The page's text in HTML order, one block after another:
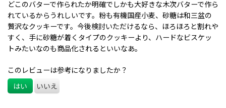
どこのバターで作られたか明確でしかも大好きな木次バターで作ら
れているからうれしいです。粉も有機国産小麦、砂糖は和三盆の
贅沢なクッキーです。今後検討いただけるなら、ほろほろと割れや
すく、手に砂糖が着くタイプのクッキーより、ハードなビスケッ
トみたいなのも商品化されるといいなあ。
このレビューは参考になりましたか？
はい
いいえ